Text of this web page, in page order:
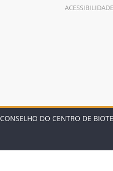
ACESSIBILIDADE
CONSELHO DO CENTRO DE